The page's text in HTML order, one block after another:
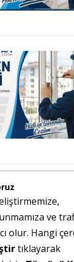
ve
olur. Hangi
tıklayarak